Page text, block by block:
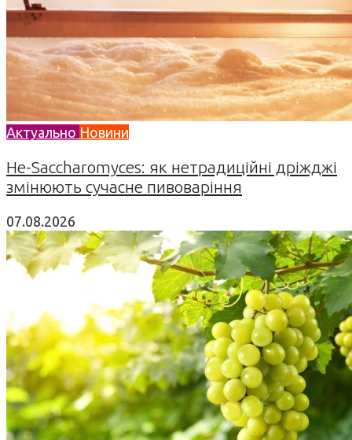
Актуально Новини
Не-Saccharomyces: як нетрадиційні дріжджі
змінюють сучасне пивоваріння
07.08.2026